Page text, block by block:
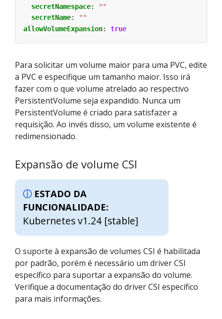
secretNamespace:
""
secretName:
""
allowVolumeExpansion: true
Para solicitar um volume maior para uma PVC, edite
a PVC e especifique um tamanho maior. Isso irá
fazer com o que volume atrelado ao respectivo
PersistentVolume seja expandido. Nunca um
PersistentVolume é criado para satisfazer a
requisição. Ao invés disso, um volume existente é
redimensionado.
Expansão de volume CSI
ESTADO DA
FUNCIONALIDADE:
Kubernetes v1.24 [stable]
O suporte à expansão de volumes CSI é habilitada
por padrão, porém é necessário um driver CSI
específico para suportar a expansão do volume.
Verifique a documentação do driver CSI específico
para mais informações.